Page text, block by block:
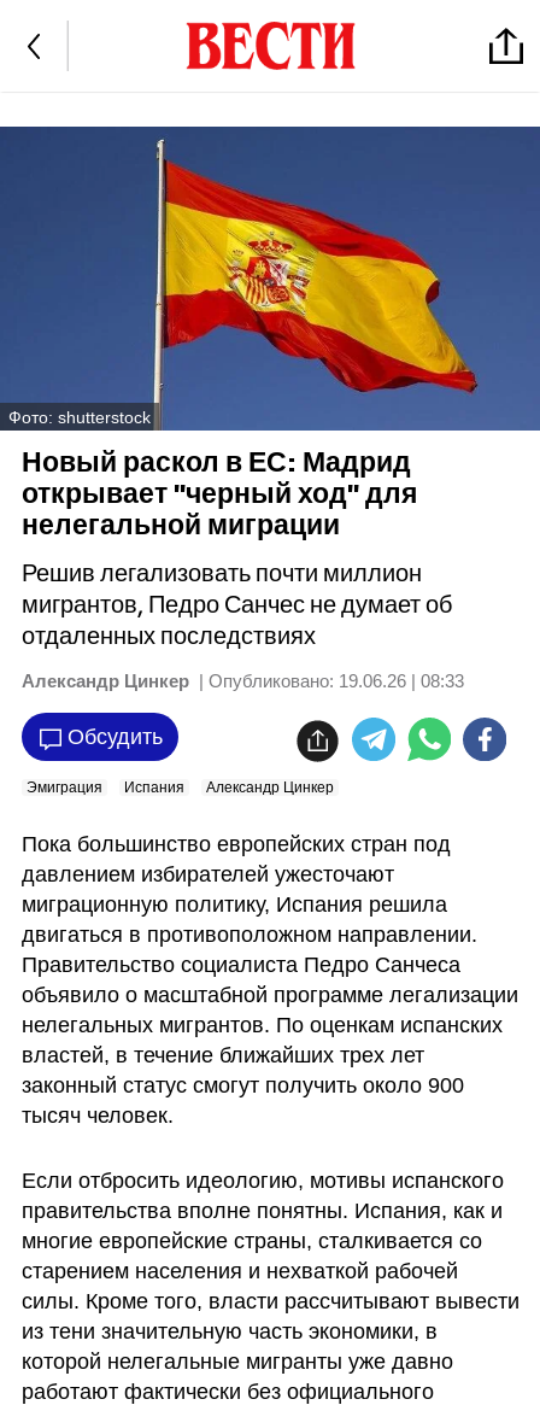
Фото: shutterstock
Новый раскол в ЕС: Мадрид
открывает "черный ход" для
нелегальной миграции
Решив легализовать почти миллион
мигрантов, Педро Санчес не думает об
отдаленных последствиях
Александр Цинкер | Опубликовано: 19.06.26 | 08:33
Обсудить
Эмиграция Испания Александр Цинкер
Пока большинство европейских стран под
давлением избирателей ужесточают
миграционную политику, Испания решила
двигаться в противоположном направлении.
Правительство социалиста Педро Санчеса
объявило о масштабной программе легализации
нелегальных мигрантов. По оценкам испанских
властей, в течение ближайших трех лет
законный статус смогут получить около 900
тысяч человек.
Если отбросить идеологию, мотивы испанского
правительства вполне понятны. Испания, как и
многие европейские страны, сталкивается со
старением населения и нехваткой рабочей
силы. Кроме того, власти рассчитывают вывести
из тени значительную часть экономики, в
которой нелегальные мигранты уже давно
работают фактически без официального